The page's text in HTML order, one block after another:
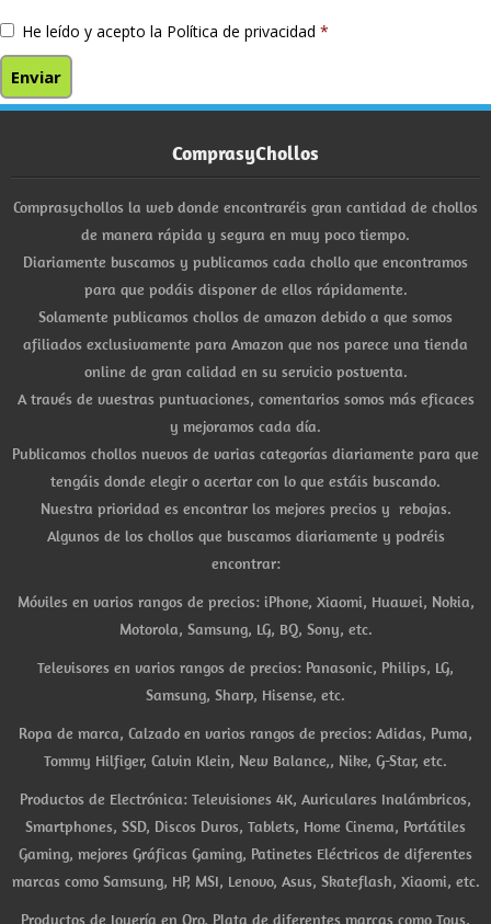
He leído y acepto la Política de privacidad *
ComprasyChollos
Comprasychollos la web donde encontraréis gran cantidad de chollos
de manera rápida y segura en muy poco tiempo.
Diariamente buscamos y publicamos cada chollo que encontramos
para que podáis disponer de ellos rápidamente.
Solamente publicamos chollos de amazon debido a que somos
afiliados exclusivamente para Amazon que nos parece una tienda
online de gran calidad en su servicio postventa.
A través de vuestras puntuaciones, comentarios somos más eficaces
y mejoramos cada día.
Publicamos chollos nuevos de varias categorías diariamente para que
tengáis donde elegir o acertar con lo que estáis buscando.
Nuestra prioridad es encontrar los mejores precios y rebajas.
Algunos de los chollos que buscamos diariamente y podréis
encontrar:
Móviles en varios rangos de precios: iPhone, Xiaomi, Huawei, Nokia,
Motorola, Samsung, LG, BQ, Sony, etc.
Televisores en varios rangos de precios: Panasonic, Philips, LG,
Samsung, Sharp, Hisense, etc.
Ropa de marca, Calzado en varios rangos de precios: Adidas, Puma,
Tommy Hilfiger, Calvin Klein, New Balance,, Nike, G-Star, etc.
Productos de Electrónica: Televisiones 4K, Auriculares Inalámbricos,
Smartphones, SSD, Discos Duros, Tablets, Home Cinema, Portátiles
Gaming, mejores Gráficas Gaming, Patinetes Eléctricos de diferentes
marcas como Samsung, HP, MSI, Lenovo, Asus, Skateflash, Xiaomi, etc.
Productos de Joyería en Oro, Plata de diferentes marcas como Tous,